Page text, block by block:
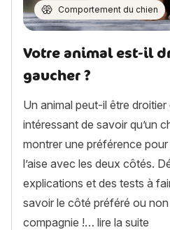
Comportement du chien
Votre animal est-il
gaucher ?
Un animal peut-il être
intéressant de savoir qu’un
montrer une préférence
l’aise avec les deux côtés.
explications et des tests à
savoir le côté préféré ou non
compagnie !… lire la suite